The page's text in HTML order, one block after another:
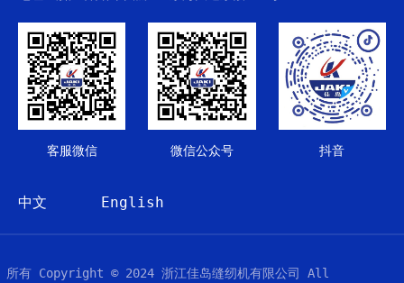
客服微信 微信公众号 抖音
中文 English
所有 Copyright © 2024 浙江佳岛缝纫机有限公司 All